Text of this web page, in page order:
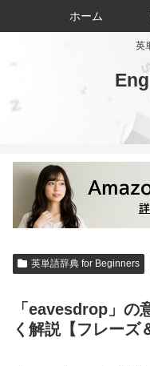
英
ホーム
英単語辞典 for Beginners
「eavesdrop」の
く解説【フレーズ